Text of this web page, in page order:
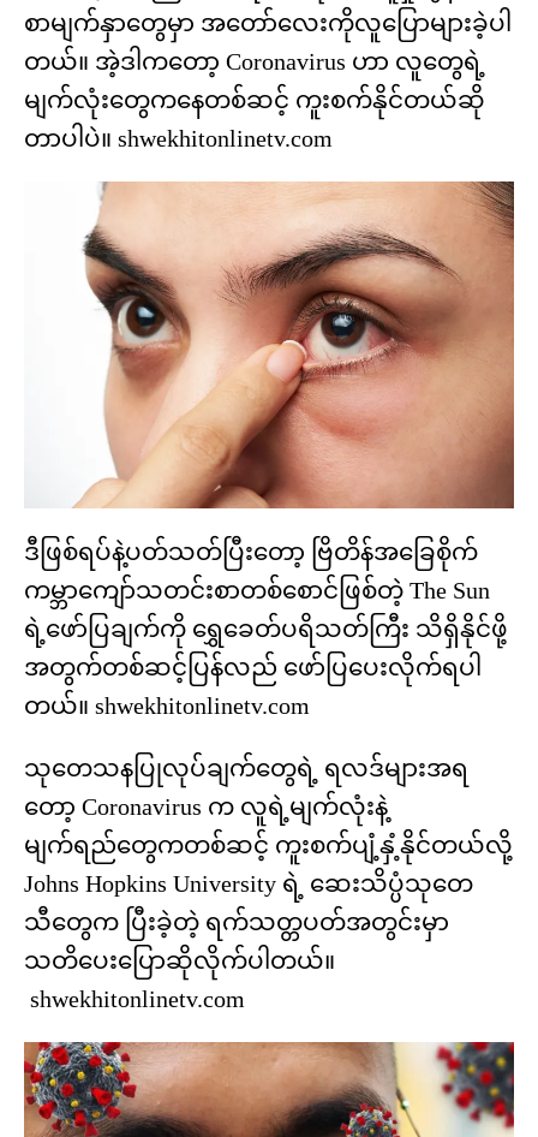
စာမျက်နှာတွေမှာ အတော်လေးကိုလူပြောများခဲ့ပါ
တယ်။ အဲ့ဒါကတော့ Coronavirus ဟာ လူတွေရဲ့
မျက်လုံးတွေကနေတစ်ဆင့် ကူးစက်နိုင်တယ်ဆို
တာပါပဲ။ shwekhitonlinetv.com
ဒီဖြစ်ရပ်နဲ့ပတ်သတ်ပြီးတော့ ဗြိတိန်အခြေစိုက်
ကမ္ဘာကျော်သတင်းစာတစ်စောင်ဖြစ်တဲ့ The Sun
ရဲ့ဖော်ပြချက်ကို ရွှေခေတ်ပရိသတ်ကြီး သိရှိနိုင်ဖို့
အတွက်တစ်ဆင့်ပြန်လည် ဖော်ပြပေးလိုက်ရပါ
တယ်။ shwekhitonlinetv.com
သုတေသနပြုလုပ်ချက်တွေရဲ့ ရလဒ်များအရ
တော့ Coronavirus က လူရဲ့မျက်လုံးနဲ့
မျက်ရည်‌‌တွေကတစ်ဆင့် ကူးစက်ပျံ့နှံ့နိုင်တယ်လို့
Johns Hopkins University ရဲ့ ဆေးသိပ္ပံသု‌တေ
သီ‌တွေက ပြီးခဲ့တဲ့ ရက်သတ္တပတ်အတွင်းမှာ
သတိပေး‌ပြောဆိုလိုက်ပါတယ်။
shwekhitonlinetv.com